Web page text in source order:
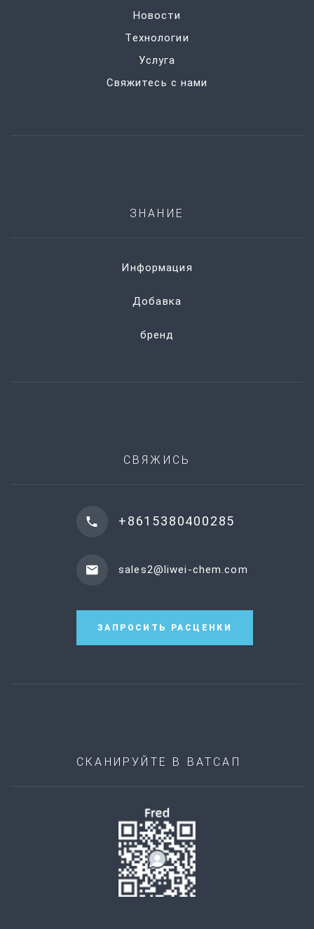
Новости
Технологии
Услуга
Свяжитесь с нами
ЗНАНИЕ
Информация
Добавка
бренд
СВЯЖИСЬ
+8615380400285
sales2@liwei-chem.com
ЗАПРОСИТЬ РАСЦЕНКИ
СКАНИРУЙТЕ В ВАТСАП